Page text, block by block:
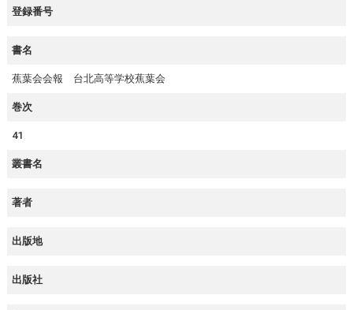
登録番号
書名
蕉葉会会報 台北高等学校蕉葉会
巻次
41
叢書名
著者
出版地
出版社